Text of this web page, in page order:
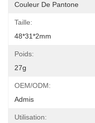
Couleur De Pantone
Taille:
48*31*2mm
Poids:
27g
OEM/ODM:
Admis
Utilisation: